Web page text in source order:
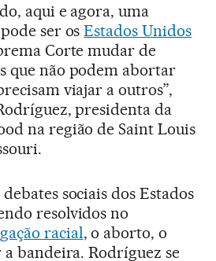
aqui e agora, uma
ser osEstados Unidos
Corte mudar de
que não podem abortar
viajar a outros”,
presidenta da
na região de Saint Louis
sociais dos Estados
resolvidos no
racial, o aborto, o
bandeira. Rodríguez se